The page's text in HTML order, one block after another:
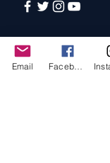
Policies
© 2020 BY TEAM-
Email